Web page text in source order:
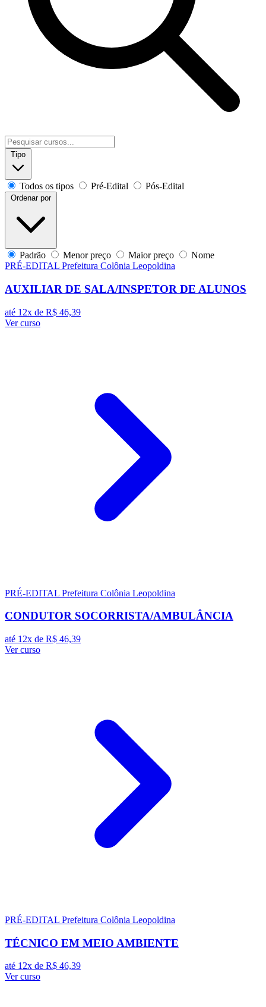
Tipo
Todos os tipos Pré-Edital Pós-Edital
Ordenar por
Padrão Menor preço Maior preço
Nome
PRÉ-EDITAL Prefeitura Colônia Leopoldina
AUXILIAR DE SALA/INSPETOR DE ALUNOS
até 12x de R$ 46,39
Ver curso
PRÉ-EDITAL Prefeitura Colônia Leopoldina
CONDUTOR SOCORRISTA/AMBULÂNCIA
até 12x de R$ 46,39
Ver curso
PRÉ-EDITAL Prefeitura Colônia Leopoldina
TÉCNICO EM MEIO AMBIENTE
até 12x de R$ 46,39
Ver curso